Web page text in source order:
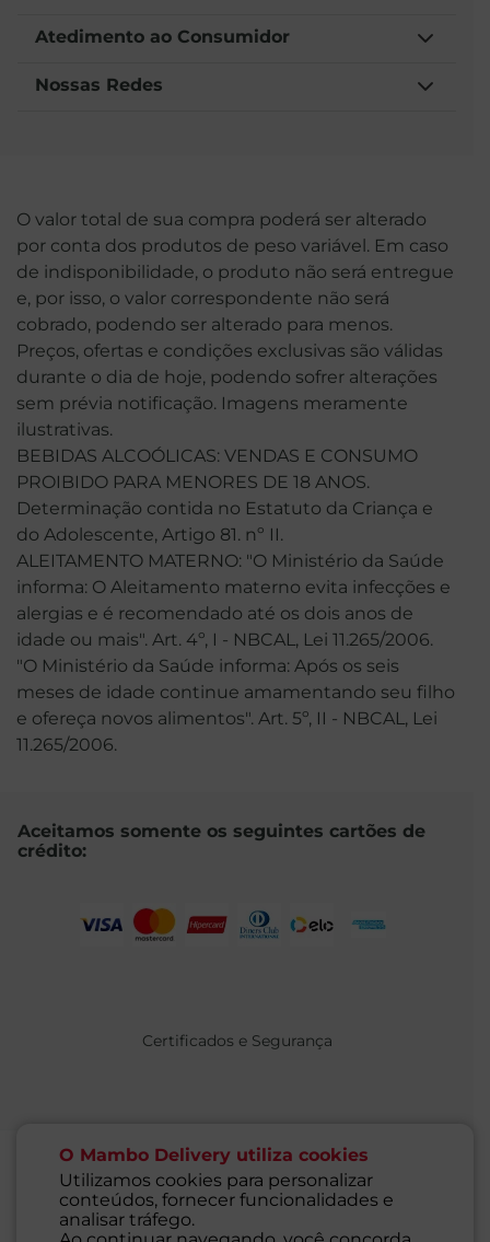
O Mambo Delivery utiliza cookies
Utilizamos cookies para personalizar
conteúdos, fornecer funcionalidades e
analisar tráfego.
Atedimento ao Consumidor
Nossas Redes
O valor total de sua compra poderá ser alterado
por conta dos produtos de peso variável. Em caso
de indisponibilidade, o produto não será entregue
e, por isso, o valor correspondente não será
cobrado, podendo ser alterado para menos.
Preços, ofertas e condições exclusivas são válidas
durante o dia de hoje, podendo sofrer alterações
sem prévia notificação. Imagens meramente
ilustrativas.
BEBIDAS ALCOÓLICAS: VENDAS E CONSUMO
PROIBIDO PARA MENORES DE 18 ANOS.
Determinação contida no Estatuto da Criança e
do Adolescente, Artigo 81. nº II.
ALEITAMENTO MATERNO: "O Ministério da Saúde
informa: O Aleitamento materno evita infecções e
alergias e é recomendado até os dois anos de
idade ou mais". Art. 4º, I - NBCAL, Lei 11.265/2006.
"O Ministério da Saúde informa: Após os seis
meses de idade continue amamentando seu filho
e ofereça novos alimentos". Art. 5º, II - NBCAL, Lei
11.265/2006.
Aceitamos somente os seguintes cartões de
crédito:
Certificados e Segurança
@ 2021 MAMBO - TODOS OS DIREITOS RESERVADOS
Supermercados Mambo Ltda.